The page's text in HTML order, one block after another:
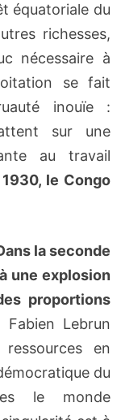
équatoriale du
richesses,
nécessaire à
se fait
inouïe :
sur une
au travail
le Congo
la seconde
une explosion
proportions
Fabien Lebrun
en
du
le monde